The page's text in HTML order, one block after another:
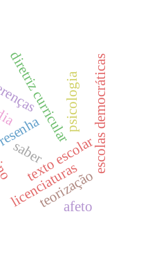
diretriz curricular
texto escolar
saber escolas democráticas
licenciaturas
psicologia
teorização
afeto